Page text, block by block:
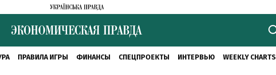
ПРАВИЛА ИГРЫ ФИНАНСЫ СПЕЦПРОЕКТЫ ИНТЕРВЬЮ WEEKLY CHARTS